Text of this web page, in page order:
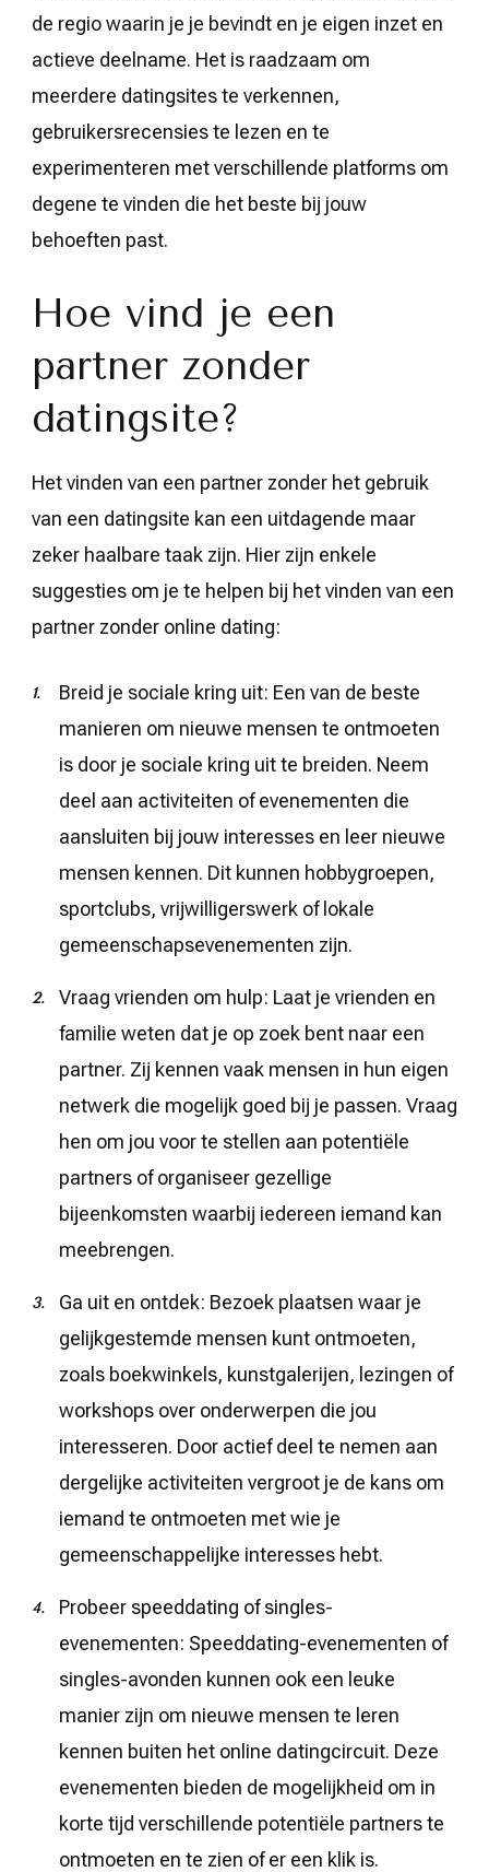
de regio waarin je je bevindt en je eigen inzet en
actieve deelname. Het is raadzaam om
meerdere datingsites te verkennen,
gebruikersrecensies te lezen en te
experimenteren met verschillende platforms om
degene te vinden die het beste bij jouw
behoeften past.
Hoe vind je een
partner zonder
datingsite?
Het vinden van een partner zonder het gebruik
van een datingsite kan een uitdagende maar
zeker haalbare taak zijn. Hier zijn enkele
suggesties om je te helpen bij het vinden van een
partner zonder online dating:
Breid je sociale kring uit: Een van de beste
manieren om nieuwe mensen te ontmoeten
is door je sociale kring uit te breiden. Neem
deel aan activiteiten of evenementen die
aansluiten bij jouw interesses en leer nieuwe
mensen kennen. Dit kunnen hobbygroepen,
sportclubs, vrijwilligerswerk of lokale
gemeenschapsevenementen zijn.
Vraag vrienden om hulp: Laat je vrienden en
familie weten dat je op zoek bent naar een
partner. Zij kennen vaak mensen in hun eigen
netwerk die mogelijk goed bij je passen. Vraag
hen om jou voor te stellen aan potentiële
partners of organiseer gezellige
bijeenkomsten waarbij iedereen iemand kan
meebrengen.
Ga uit en ontdek: Bezoek plaatsen waar je
gelijkgestemde mensen kunt ontmoeten,
zoals boekwinkels, kunstgalerijen, lezingen of
workshops over onderwerpen die jou
interesseren. Door actief deel te nemen aan
dergelijke activiteiten vergroot je de kans om
iemand te ontmoeten met wie je
gemeenschappelijke interesses hebt.
Probeer speeddating of singles-
evenementen: Speeddating-evenementen of
singles-avonden kunnen ook een leuke
manier zijn om nieuwe mensen te leren
kennen buiten het online datingcircuit. Deze
evenementen bieden de mogelijkheid om in
korte tijd verschillende potentiële partners te
ontmoeten en te zien of er een klik is.